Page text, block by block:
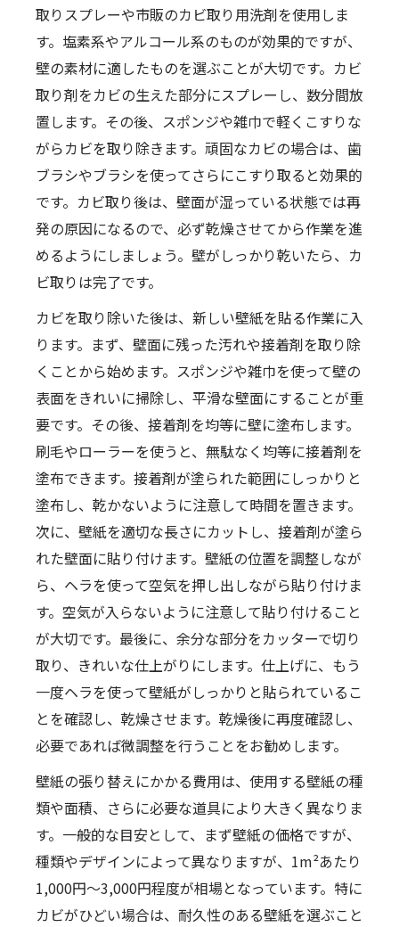
取りスプレーや市販のカビ取り用洗剤を使用しま
す。塩素系やアルコール系のものが効果的ですが、
壁の素材に適したものを選ぶことが大切です。カビ
取り剤をカビの生えた部分にスプレーし、数分間放
置します。その後、スポンジや雑巾で軽くこすりな
がらカビを取り除きます。頑固なカビの場合は、歯
ブラシやブラシを使ってさらにこすり取ると効果的
です。カビ取り後は、壁面が湿っている状態では再
発の原因になるので、必ず乾燥させてから作業を進
めるようにしましょう。壁がしっかり乾いたら、カ
ビ取りは完了です。
カビを取り除いた後は、新しい壁紙を貼る作業に入
ります。まず、壁面に残った汚れや接着剤を取り除
くことから始めます。スポンジや雑巾を使って壁の
表面をきれいに掃除し、平滑な壁面にすることが重
要です。その後、接着剤を均等に壁に塗布します。
刷毛やローラーを使うと、無駄なく均等に接着剤を
塗布できます。接着剤が塗られた範囲にしっかりと
塗布し、乾かないように注意して時間を置きます。
次に、壁紙を適切な長さにカットし、接着剤が塗ら
れた壁面に貼り付けます。壁紙の位置を調整しなが
ら、ヘラを使って空気を押し出しながら貼り付けま
す。空気が入らないように注意して貼り付けること
が大切です。最後に、余分な部分をカッターで切り
取り、きれいな仕上がりにします。仕上げに、もう
一度ヘラを使って壁紙がしっかりと貼られているこ
とを確認し、乾燥させます。乾燥後に再度確認し、
必要であれば微調整を行うことをお勧めします。
壁紙の張り替えにかかる費用は、使用する壁紙の種
類や面積、さらに必要な道具により大きく異なりま
す。一般的な目安として、まず壁紙の価格ですが、
種類やデザインによって異なりますが、1m²あたり
1,000円～3,000円程度が相場となっています。特に
カビがひどい場合は、耐久性のある壁紙を選ぶこと